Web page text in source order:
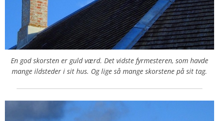
En god skorsten er guld værd. Det vidste fyrmesteren, som havde
mange ildsteder i sit hus. Og lige så mange skorstene på sit tag.